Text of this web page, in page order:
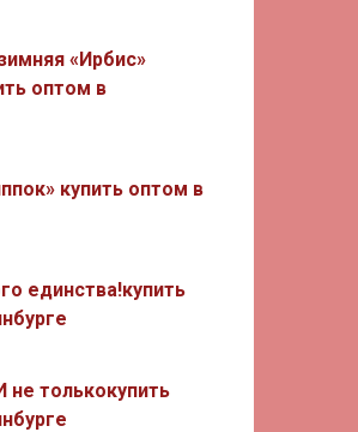
«Ирбис»
оптом в
купить оптом в
единства!купить
не толькокупить